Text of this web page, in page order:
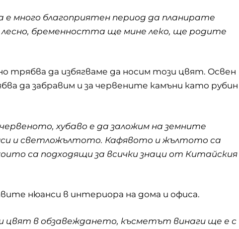
много благоприятен период да планирате
лесно, бременността ще мине леко, ще родите
трябва да избягваме да носим този цвят. Освен
да забравим и за червените камъни като рубин
хубаво е да заложим на земните
и светложълтото. Кафявото и жълтото са
са подходящи за всички знаци от Китайския
нюанси в интериора на дома и офиса.
цвят в обзавеждането, късметът винаги ще е с